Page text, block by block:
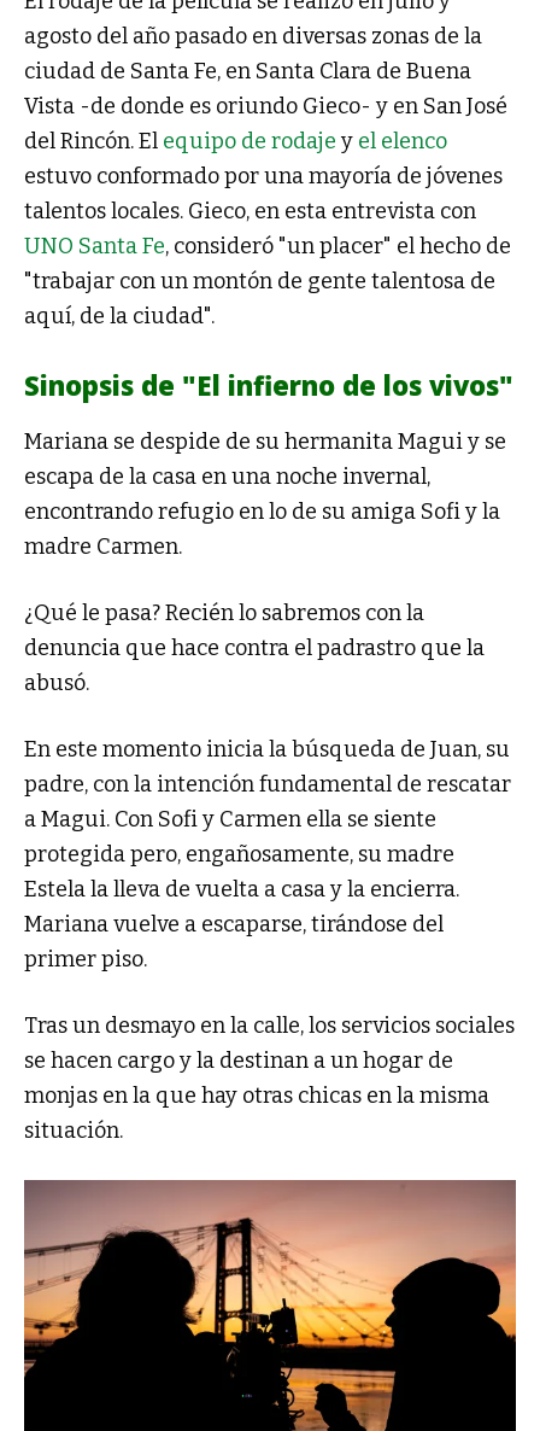
agosto del año pasado en diversas zonas de la
ciudad de Santa Fe, en Santa Clara de Buena
Vista -de donde es oriundo Gieco- y en San José
del Rincón. El equipo de rodaje y el elenco
estuvo conformado por una mayoría de jóvenes
talentos locales. Gieco, en esta entrevista con
UNO Santa Fe, consideró "un placer" el hecho de
"trabajar con un montón de gente talentosa de
aquí, de la ciudad".
Sinopsis de "El infierno de los vivos"
Mariana se despide de su hermanita Magui y se
escapa de la casa en una noche invernal,
encontrando refugio en lo de su amiga Sofi y la
madre Carmen.
¿Qué le pasa? Recién lo sabremos con la
denuncia que hace contra el padrastro que la
abusó.
En este momento inicia la búsqueda de Juan, su
padre, con la intención fundamental de rescatar
a Magui. Con Sofi y Carmen ella se siente
protegida pero, engañosamente, su madre
Estela la lleva de vuelta a casa y la encierra.
Mariana vuelve a escaparse, tirándose del
primer piso.
Tras un desmayo en la calle, los servicios sociales
se hacen cargo y la destinan a un hogar de
monjas en la que hay otras chicas en la misma
situación.